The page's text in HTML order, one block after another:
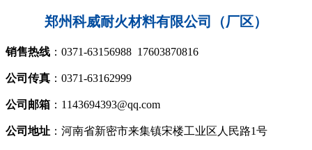
郑州科威耐火材料有限公司 （厂区）
销售热线 ：0371-63156988 17603870816
公司传真 ：0371-63162999
公司邮箱 ：1143694393@qq.com
公司地址 ：河南省新密市来集镇宋楼工业区人民路1号